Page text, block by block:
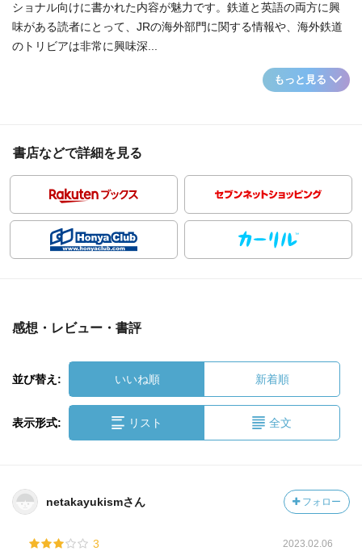
ショナル向けに書かれた内容が魅力です。鉄道と英語の両方に興
味がある読者にとって、JRの海外部門に関する情報や、海外鉄道
のトリビアは非常に興味深...
もっと見る
書店などで詳細を見る
感想・レビュー・書評
並び替え: いいね順 新着順
表示形式: リスト 全文
netakayukismさん フォロー
3 2023.02.06